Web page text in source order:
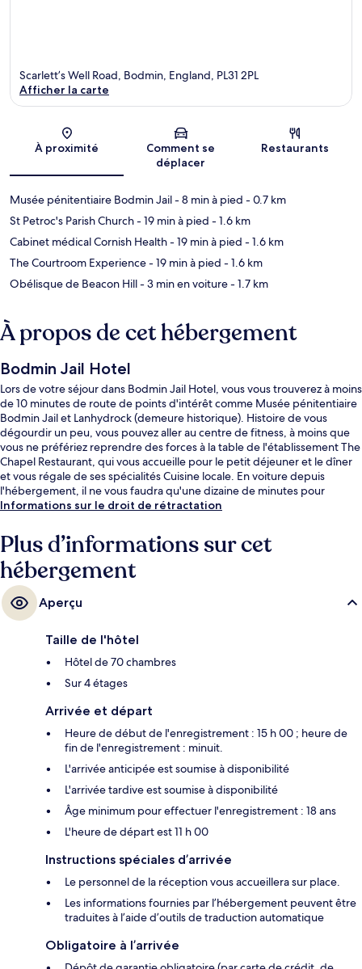
Carte
Scarlett’s Well Road, Bodmin, England, PL31 2PL
Afficher la carte
À proximité
Comment se
déplacer
Restaurants
Musée pénitentiaire Bodmin Jail- 8 min à pied - 0.7 km
St Petroc's Parish Church- 19 min à pied - 1.6 km
Cabinet médical Cornish Health- 19 min à pied - 1.6 km
The Courtroom Experience- 19 min à pied - 1.6 km
Obélisque de Beacon Hill- 3 min en voiture- 1.7 km
À propos de cet hébergement
Bodmin Jail Hotel
Lors de votre séjour dans Bodmin Jail Hotel, vous vous trouverez à moins
de 10 minutes de route de points d'intérêt comme Musée pénitentiaire
Bodmin Jail et Lanhydrock (demeure historique). Histoire de vous
dégourdir un peu, vous pouvez aller au centre de fitness, à moins que
vous ne préfériez reprendre des forces à la table de l'établissement The
Chapel Restaurant, qui vous accueille pour le petit déjeuner et le dîner
et vous régale de ses spécialités Cuisine locale. En voiture depuis
l'hébergement, il ne vous faudra qu'une dizaine de minutes pour
rejoindre des sites comme Pencarrow House and Garden et Jamaica
le confort des salles de bain.
Informations sur le droit de rétractation
Plus d’informations sur cet
hébergement
Aperçu
Taille de l'hôtel
Hôtel de 70 chambres
Sur 4 étages
Arrivée et départ
Heure de début de l'enregistrement : 15 h 00 ; heure de
fin de l'enregistrement : minuit.
L'arrivée anticipée est soumise à disponibilité
L'arrivée tardive est soumise à disponibilité
Âge minimum pour effectuer l'enregistrement : 18 ans
L'heure de départ est 11 h 00
Instructions spéciales d’arrivée
Le personnel de la réception vous accueillera sur place.
Les informations fournies par l’hébergement peuvent être
traduites à l’aide d’outils de traduction automatique
Obligatoire à l’arrivée